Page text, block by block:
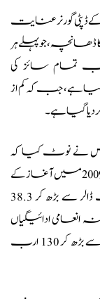
گورنر عنایت
ڈھانچہ، جو پہلے ہر
اور 35 ریال تھا، اب تمام سائز کی
شرح 20 ریال کر دیا گیا ہے، جب کہ کم از
نے نوٹ کیا کہ
اگرچہ پاکستان ریمٹینس انیشی ایٹو (پی آر آئی) کے 10-2009 میں آغاز کے
بعد ترسیلات زر تقریباً 18سے 19 ارب ڈالر سے بڑھ کر 38.3
انعامی ادائیگیاں
غیر متناسب طور پر 15سے 16 ارب روپے سے بڑھ کر 130 ارب